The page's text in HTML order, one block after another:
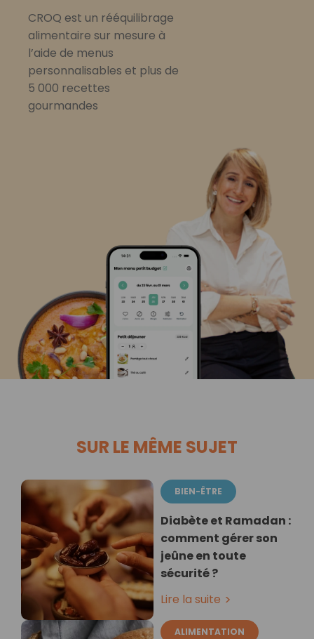
CROQ est un rééquilibrage
alimentaire sur mesure à
l’aide de menus
personnalisables et plus de
5 000 recettes
gourmandes
SUR LE MÊME SUJET
BIEN-ÊTRE
Diabète et Ramadan :
comment gérer son
jeûne en toute
sécurité ?
Lire la suite
ALIMENTATION